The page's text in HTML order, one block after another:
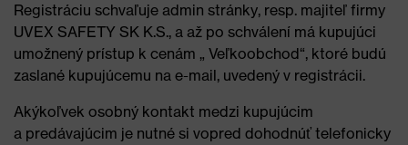
Registráciu schvaľuje admin stránky, resp. majiteľ firmy
UVEX SAFETY SK K.S., a až po schválení má kupujúci
umožnený prístup k cenám „ Veľkoobchod“, ktoré budú
zaslané kupujúcemu na e-mail, uvedený v registrácii.
Akýkoľvek osobný kontakt medzi kupujúcim
a predávajúcim je nutné si vopred dohodnúť telefonicky